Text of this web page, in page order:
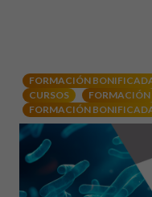
FORMACIÓN
CURSOS
FORMACIÓN
FORMACIÓN